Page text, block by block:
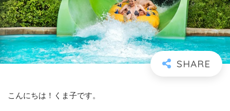
こんにちは！くま子です。